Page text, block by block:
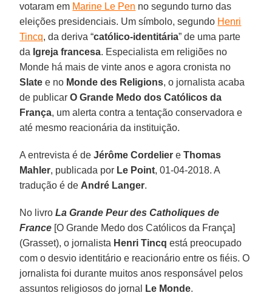
votaram em Marine Le Pen no segundo turno das
eleições presidenciais. Um símbolo, segundo Henri
Tincq, da deriva “católico-identitária” de uma parte
da Igreja francesa. Especialista em religiões no
Monde há mais de vinte anos e agora cronista no
Slate e no Monde des Religions, o jornalista acaba
de publicarO Grande Medo dos Católicos da
França, um alerta contra a tentação conservadora e
até mesmo reacionária da instituição.
A entrevista é deJérôme Cordelier eThomas
Mahler, publicada por Le Point, 01-04-2018. A
tradução é de André Langer.
No livro La Grande Peur des Catholiques de
France [O Grande Medo dos Católicos da França]
(Grasset), o jornalista Henri Tincq está preocupado
com o desvio identitário e reacionário entre os fiéis. O
jornalista foi durante muitos anos responsável pelos
assuntos religiosos do jornal
Le Monde.